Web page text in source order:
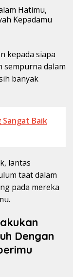
kepada siapa
sempurna dalam
banyak
Sangat Baik
lantas
taat dalam
pada mereka
Dengan